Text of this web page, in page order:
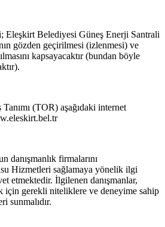
Eleşkirt Belediyesi Güneş Enerji Santrali
gözden geçirilmesi (izlenmesi) ve
kapsayacaktır (bundan böyle
(TOR) aşağıdaki internet
danışmanlık firmalarını
Hizmetleri sağlamaya yönelik ilgi
etmektedir. İlgilenen danışmanlar,
için gerekli niteliklere ve deneyime sahip
sunmalıdır.